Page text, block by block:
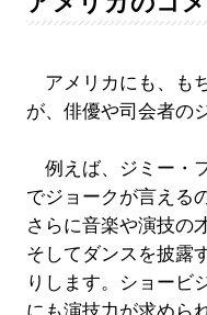
アメリカにも、も
が、俳優や司会者の
例えば、ジミー・
でジョークが言える
さらに音楽や演技の
そしてダンスを披露
りします。ショービ